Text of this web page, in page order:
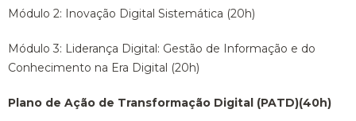
Módulo 2: Inovação Digital Sistemática (20h)
Módulo 3: Liderança Digital: Gestão de Informação e do
Conhecimento na Era Digital (20h)
Plano de Ação de Transformação Digital (PATD)(40h)